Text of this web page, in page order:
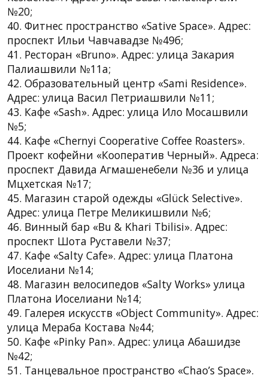
№20;
40. Фитнес пространство «Sative Space». Адрес:
проспект Ильи Чавчавадзе №49б;
41. Ресторан «Bruno». Адрес: улица Закария
Палиашвили №11a;
42. Образовательный центр «Sami Residence».
Адрес: улица Васил Петриашвили №11;
43. Кафе «Sash». Адрес: улица Ило Мосашвили
№5;
44. Кафе «Chernyi Cooperative Coffee Roasters».
Проект кофейни «Кооператив Черный». Адреса:
проспект Давида Агмашенебели №36 и улица
Мцхетская №17;
45. Магазин старой одежды «Glück Selective».
Адрес: улица Петре Меликишвили №6;
46. Винный бар «Bu & Khari Tbilisi». Адрес:
проспект Шота Руставели №37;
47. Кафе «Salty Cafe». Адрес: улица Платона
Иоселиани №14;
48. Магазин велосипедов «Salty Works» улица
Платона Иоселиани №14;
49. Галерея искусств «Object Community». Адрес:
улица Мераба Костава №44;
50. Кафе «Pinky Pan». Адрес: улица Абашидзе
№42;
51. Танцевальное пространство «Chao’s Space».